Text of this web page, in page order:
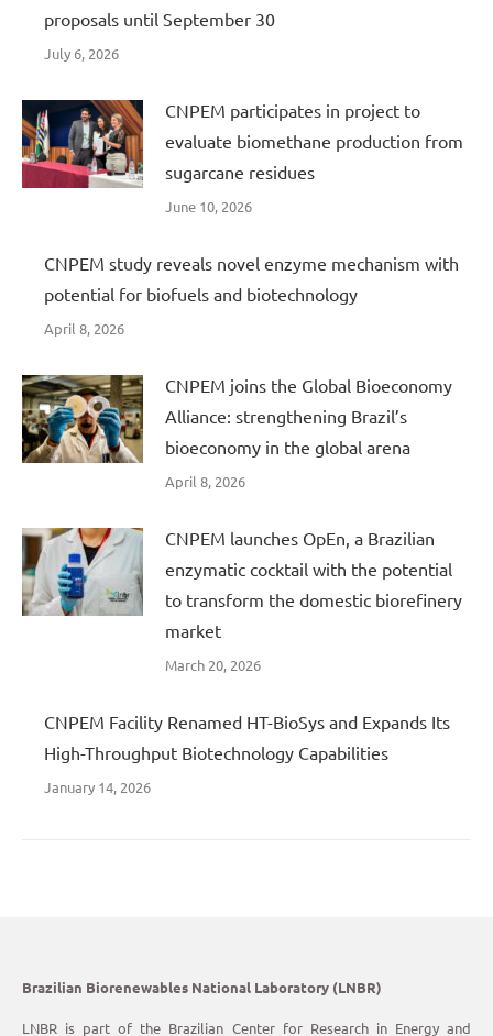
proposals until September 30
July 6, 2026
CNPEM participates in project to
evaluate biomethane production from
sugarcane residues
June 10, 2026
CNPEM study reveals novel enzyme mechanism with
potential for biofuels and biotechnology
April 8, 2026
CNPEM joins the Global Bioeconomy
Alliance: strengthening Brazil’s
bioeconomy in the global arena
April 8, 2026
CNPEM launches OpEn, a Brazilian
enzymatic cocktail with the potential
to transform the domestic biorefinery
market
March 20, 2026
CNPEM Facility Renamed HT-BioSys and Expands Its
High-Throughput Biotechnology Capabilities
January 14, 2026
Brazilian Biorenewables National Laboratory (LNBR)
LNBR is part of the Brazilian Center for Research in Energy and